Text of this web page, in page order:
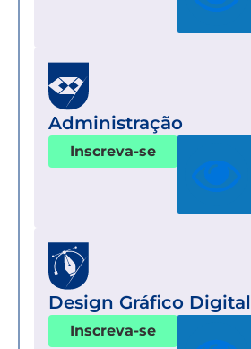
Administração
Inscreva-se
Design Gráfico Digital
Inscreva-se